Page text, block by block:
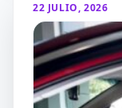
22 JULIO, 2026